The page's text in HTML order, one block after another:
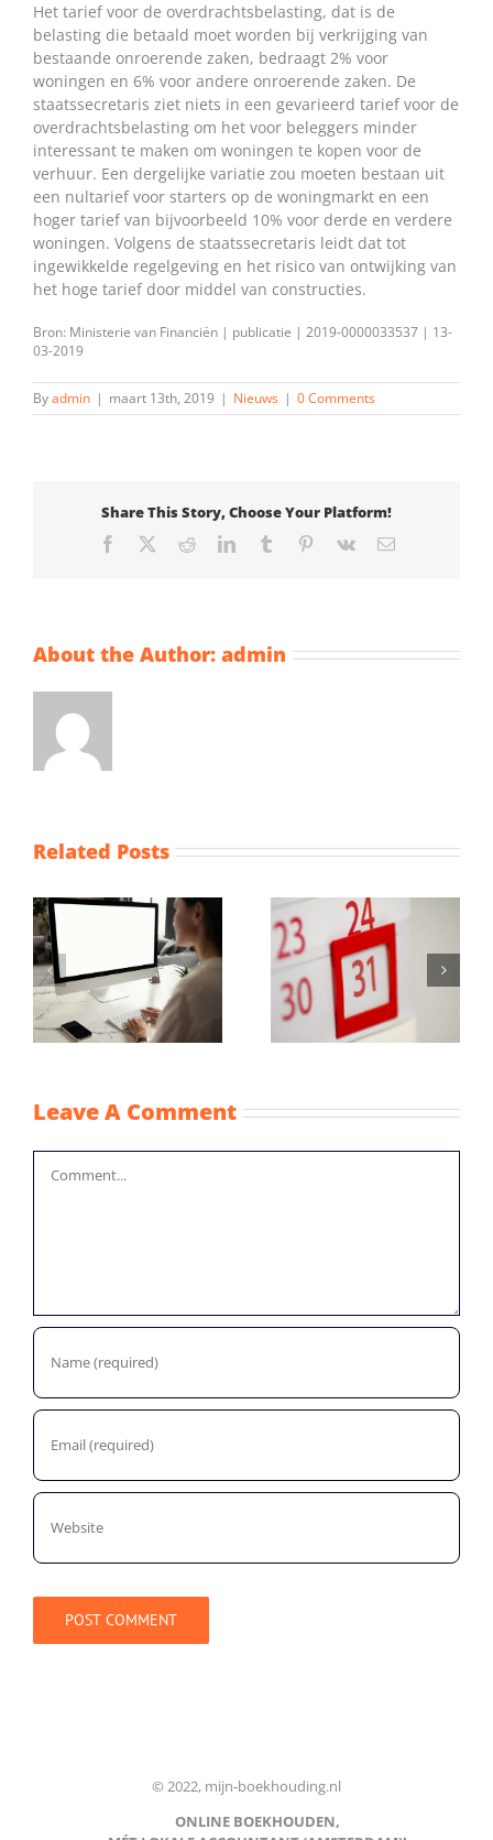
Het tarief voor de overdrachtsbelasting, dat is de
belasting die betaald moet worden bij verkrijging van
bestaande onroerende zaken, bedraagt 2% voor
woningen en 6% voor andere onroerende zaken. De
staatssecretaris ziet niets in een gevarieerd tarief voor de
overdrachtsbelasting om het voor beleggers minder
interessant te maken om woningen te kopen voor de
verhuur. Een dergelijke variatie zou moeten bestaan uit
een nultarief voor starters op de woningmarkt en een
hoger tarief van bijvoorbeeld 10% voor derde en verdere
woningen. Volgens de staatssecretaris leidt dat tot
ingewikkelde regelgeving en het risico van ontwijking van
het hoge tarief door middel van constructies.
Bron: Ministerie van Financiën | publicatie | 2019-0000033537 | 13-
03-2019
Byadmin | maart 13th, 2019 | Nieuws | 0 Comments
Share This Story, Choose Your Platform!
Facebook RedditLinkedInTumblr Pinterest
Vk Email
About the Author: admin
Related Posts
Vaststellingsaanvraag
NOW-1
Maximum
uurprijzen
2022
Leave A Comment
© 2022, mijn-boekhouding.nl
ONLINE BOEKHOUDEN,